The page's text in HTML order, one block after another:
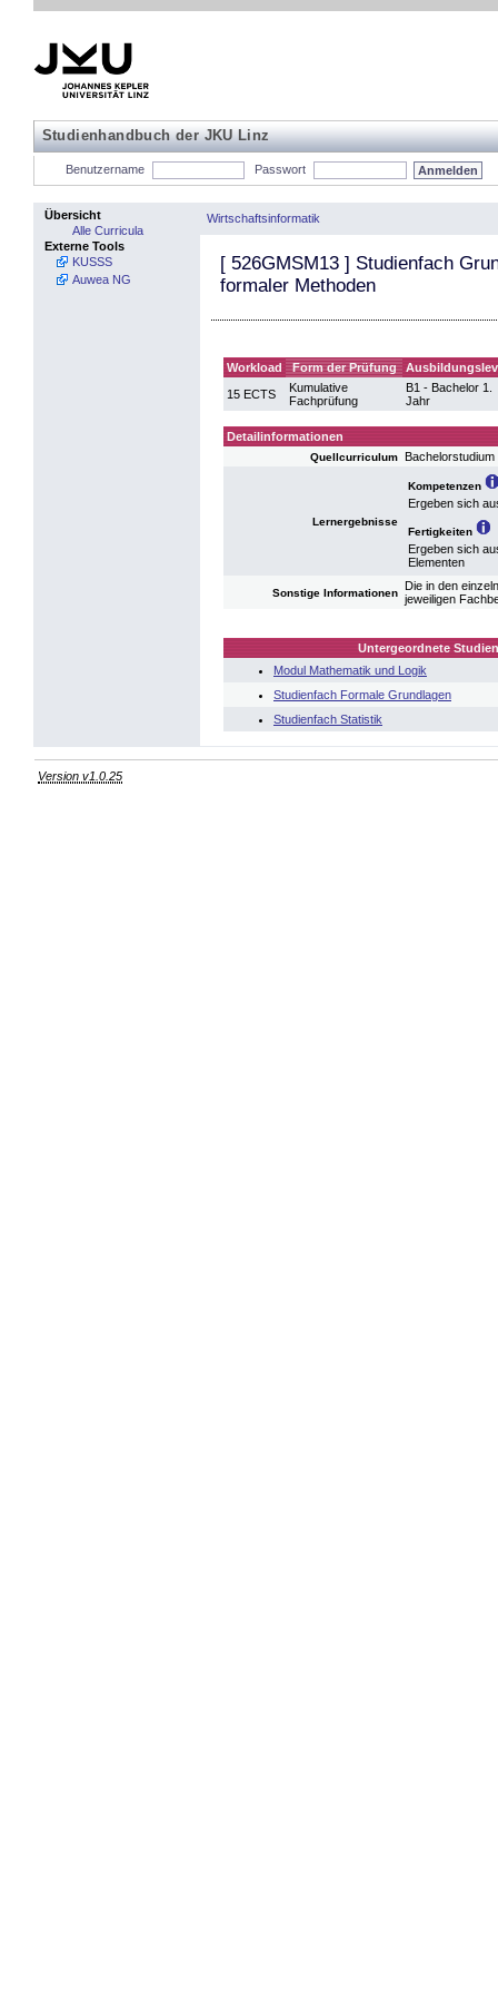
Studienhandbuch der JKU Linz
Benutzername Passwort
Übersicht
Alle Curricula
Externe Tools
KUSSS
Auwea NG
Wirtschaftsinformatik
[ 526GMSM13 ] Studienfach
formaler Methoden
Workload Form der Prüfung
15 ECTS
Kumulative
Fachprüfung
B1 - Bachelor 1.
Jahr
Detailinformationen
Quellcurriculum
Lernergebnisse
Kompetenzen
Ergeben sich
Fertigkeiten
Ergeben sich
Elementen
Sonstige Informationen
Die in den
jeweiligen
Untergeordnete
Modul Mathematik und Logik
Studienfach Formale Grundlagen
Studienfach Statistik
Version v1.0.25